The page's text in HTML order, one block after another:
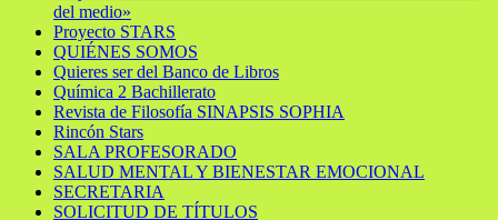
del medio»
Proyecto STARS
QUIÉNES SOMOS
Quieres ser del Banco de Libros
Química 2 Bachillerato
Revista de Filosofía SINAPSIS SOPHIA
Rincón Stars
SALA PROFESORADO
SALUD MENTAL Y BIENESTAR EMOCIONAL
SECRETARIA
SOLICITUD DE TÍTULOS